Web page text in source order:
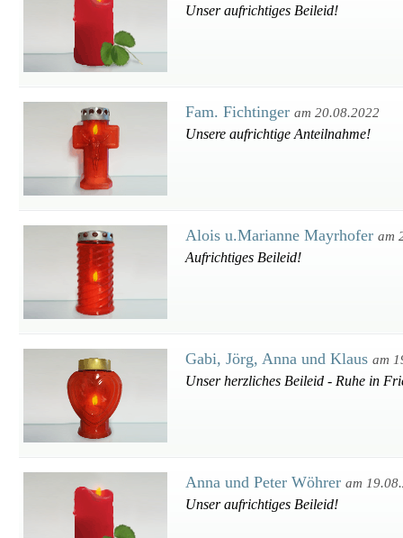
Unser aufrichtiges Beileid!
Fam. Fichtinger am 20.08.2022
Unsere aufrichtige Anteilnahme!
Alois u.Marianne Mayrhofer am
Aufrichtiges Beileid!
Gabi, Jörg, Anna und Klaus am
Unser herzliches Beileid - Ruhe in
Anna und Peter Wöhrer am
Unser aufrichtiges Beileid!